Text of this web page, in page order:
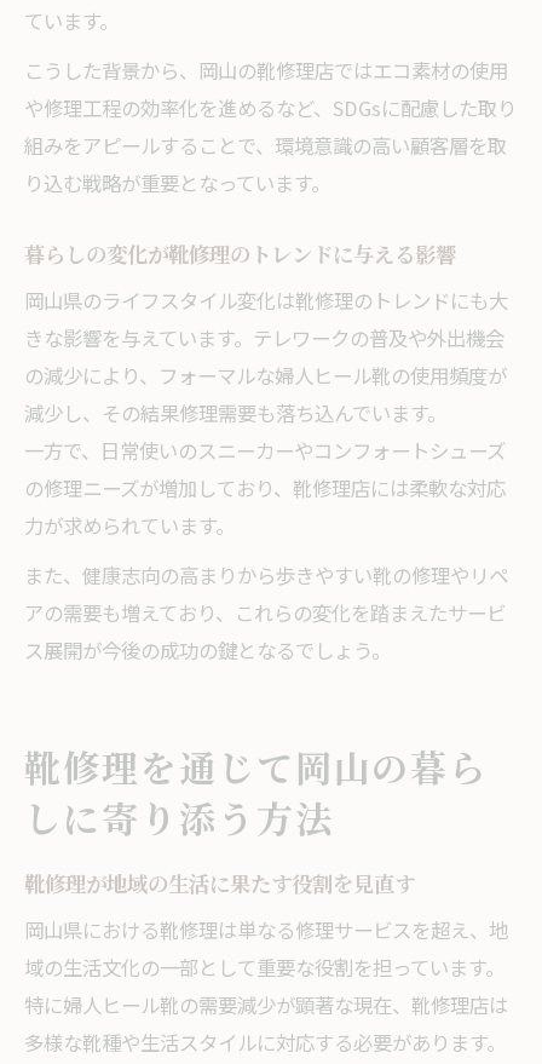
ています。
こうした背景から、岡山の靴修理店ではエコ素材の使用
や修理工程の効率化を進めるなど、SDGsに配慮した取り
組みをアピールすることで、環境意識の高い顧客層を取
り込む戦略が重要となっています。
暮らしの変化が靴修理のトレンドに与える影響
岡山県のライフスタイル変化は靴修理のトレンドにも大
きな影響を与えています。テレワークの普及や外出機会
の減少により、フォーマルな婦人ヒール靴の使用頻度が
減少し、その結果修理需要も落ち込んでいます。
一方で、日常使いのスニーカーやコンフォートシューズ
の修理ニーズが増加しており、靴修理店には柔軟な対応
力が求められています。
また、健康志向の高まりから歩きやすい靴の修理やリペ
アの需要も増えており、これらの変化を踏まえたサービ
ス展開が今後の成功の鍵となるでしょう。
靴修理を通じて岡山の暮ら
しに寄り添う方法
靴修理が地域の生活に果たす役割を見直す
岡山県における靴修理は単なる修理サービスを超え、地
域の生活文化の一部として重要な役割を担っています。
特に婦人ヒール靴の需要減少が顕著な現在、靴修理店は
多様な靴種や生活スタイルに対応する必要があります。